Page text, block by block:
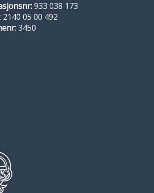
933 038 173
: 2140 05 00 492
: 3450